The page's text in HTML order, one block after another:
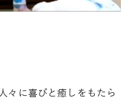
々に喜びと癒しをもたら